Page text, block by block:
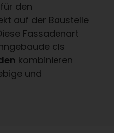
den
auf der Baustelle
Fassadenart
als
kombinieren
und